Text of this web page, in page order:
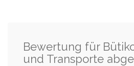
Bewertung für
und Transporte